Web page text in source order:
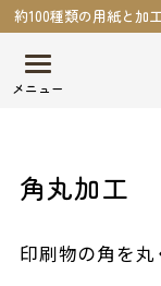
約100種類の用紙と加
角丸加工
印刷物の角を丸